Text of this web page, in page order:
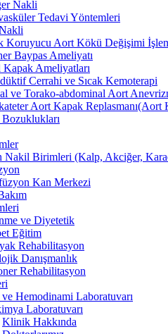
Nakli
Tedavi Yöntemleri
Koruyucu Aort Kökü Değişimi
Baypas Ameliyatı
Ameliyatları
Cerrahi ve Sıcak Kemoterapi
ve Torako-abdominal Aort
Aort Kapak Replasmanı(Aort
Nakil Birimleri (Kalp, Akciğer,
Kan Merkezi
ve Diyetetik
Eğitim
Rehabilitasyon
Danışmanlık
Rehabilitasyon
Hemodinami Laboratuvarı
Laboratuvarı
Klinik Hakkında